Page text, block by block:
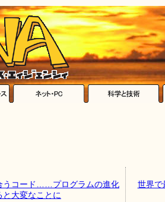
うコード……プログラムの進化
と大変なことに
世界で